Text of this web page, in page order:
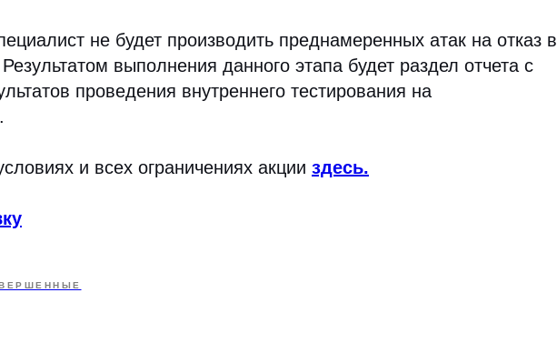
не будет производить преднамеренных атак на отказ в
выполнения данного этапа будет раздел отчета с
проведения внутреннего тестирования на
и всех ограничениях акции здесь.